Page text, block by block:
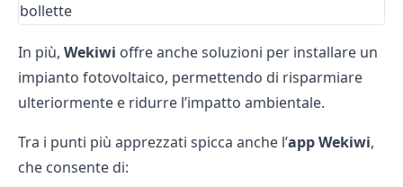
bollette
In più, Wekiwi offre anche soluzioni per installare un
impianto fotovoltaico, permettendo di risparmiare
ulteriormente e ridurre l’impatto ambientale.
Tra i punti più apprezzati spicca anche l’app Wekiwi,
che consente di: